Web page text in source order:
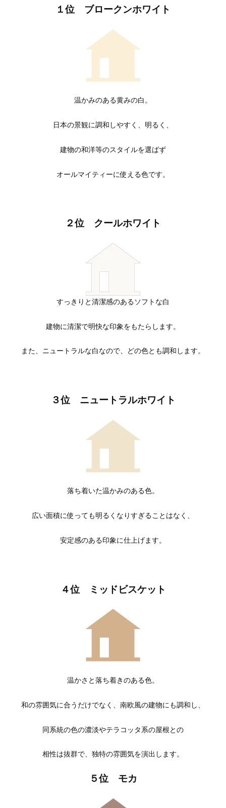
１位 ブロークンホワイト
温かみのある黄みの白。
日本の景観に調和しやすく、明るく、
建物の和洋等のスタイルを選ばず
オールマイティーに使える色です。
２位 クールホワイト
すっきりと清潔感のあるソフトな白
建物に清潔で明快な印象をもたらします。
また、ニュートラルな白なので、どの色とも調和します。
３位 ニュートラルホワイト
落ち着いた温かみのある色。
広い面積に使っても明るくなりすぎることはなく、
安定感のある印象に仕上げます。
４位 ミッドビスケット
温かさと落ち着きのある色。
和の雰囲気に合うだけでなく、南欧風の建物にも調和し、
同系統の色の濃淡やテラコッタ系の屋根との
相性は抜群で、独特の雰囲気を演出します。
５位 モカ